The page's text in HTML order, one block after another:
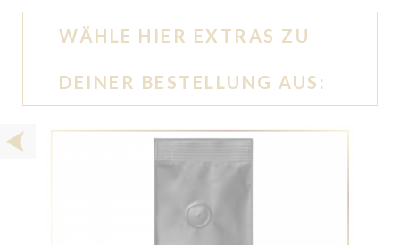
WÄHLE HIER EXTRAS ZU
DEINER BESTELLUNG AUS: